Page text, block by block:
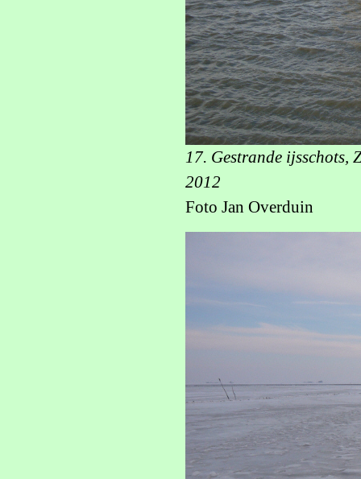
17. Gestrande ijsschots,
2012
Foto Jan Overduin